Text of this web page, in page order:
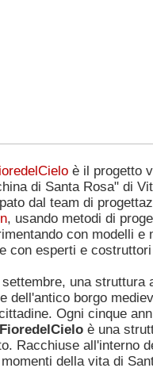
è il progetto
di Santa Rosa" di
dal team di
, usando metodi di
con modelli e
con esperti e
una struttura
dell'antico borgo
Ogni cinque
FioredelCielo è una
Racchiuse all'interno
della vita di